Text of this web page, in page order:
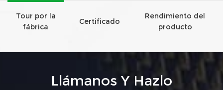
Tour por la
fábrica
Certificado
Rendimiento del
producto
Llámanos Y Hazlo